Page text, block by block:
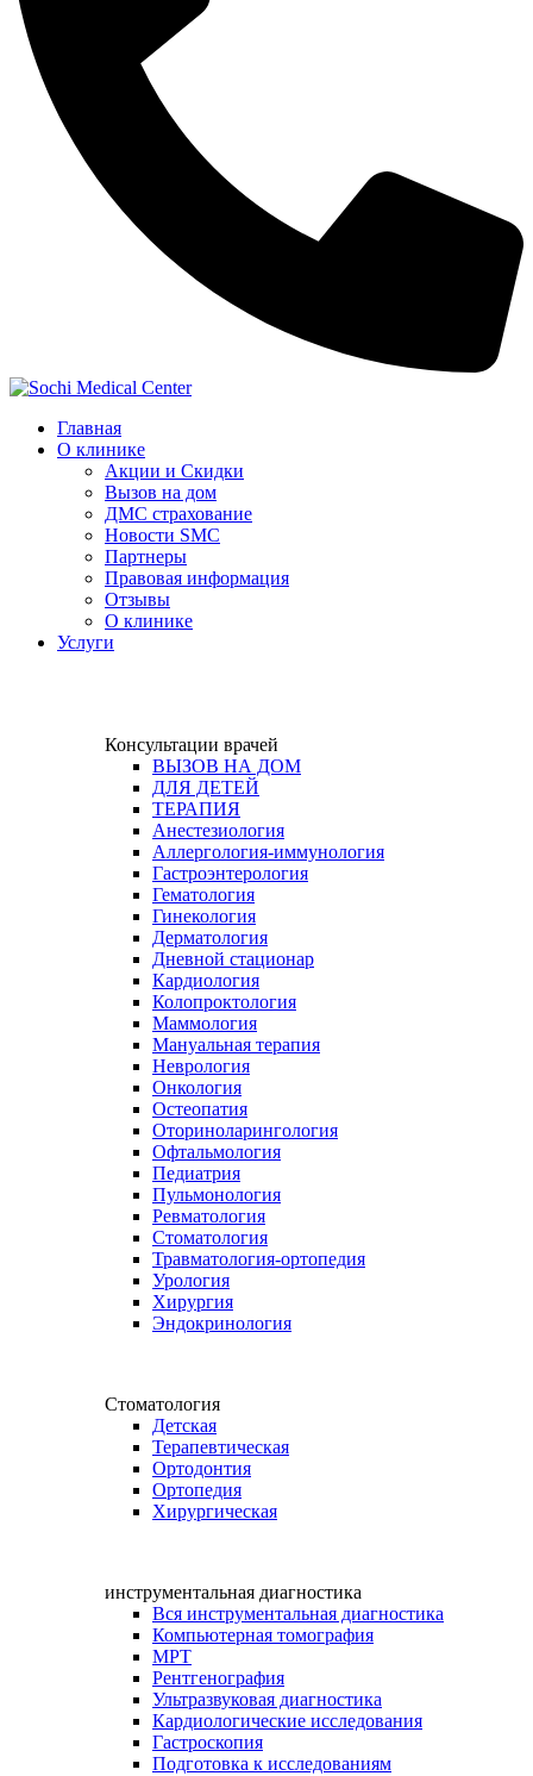
Главная
О клинике
Акции и Скидки
Вызов на дом
ДМС страхование
Новости SMC
Партнеры
Правовая информация
Отзывы
О клинике
Услуги
Консультации врачей
ВЫЗОВ НА ДОМ
ДЛЯ ДЕТЕЙ
ТЕРАПИЯ
Анестезиология
Аллергология-иммунология
Гастроэнтерология​
Гематология
Гинекология
Дерматология
Дневной стационар
Кардиология
Колопроктология
Маммология
Мануальная терапия
Неврология
Онкология
Остеопатия
Оториноларингология
Офтальмология
Педиатрия
Пульмонология
Ревматология
Стоматология
Травматология-ортопедия
Урология
Хирургия
Эндокринология
Стоматология
Детская
Терапевтическая
Ортодонтия
Ортопедия
Хирургическая
инструментальная диагностика
Вся инструментальная диагностика
Компьютерная томография
МРТ
Рентгенография
Ультразвуковая диагностика
Кардиологические исследования
Гастроскопия
Подготовка к исследованиям